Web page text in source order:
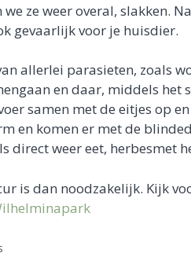
ze weer overal, slakken.
gevaarlijk voor je huisdier.
allerlei parasieten, zoals
en daar, middels het
samen met de eitjes op
en komen er met de
direct weer eet, herbesmet
is dan noodzakelijk. Kijk